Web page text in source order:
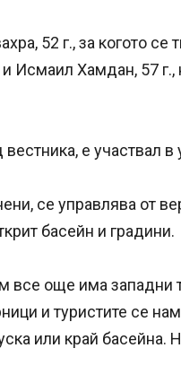
52 г., за когото
Исмаил Хамдан, 57
е участвал в
се управлява от
басейн и градини.
все още има западни
и туристите се
или край